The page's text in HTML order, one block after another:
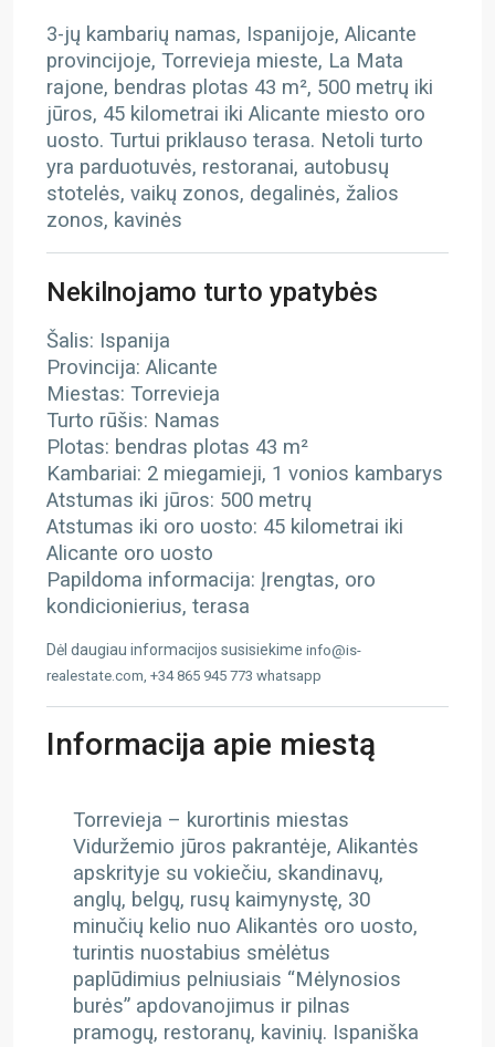
3-jų kambarių namas, Ispanijoje, Alicante
provincijoje, Torrevieja mieste, La Mata
rajone, bendras plotas 43 m², 500 metrų iki
jūros, 45 kilometrai iki Alicante miesto oro
uosto. Turtui priklauso terasa. Netoli turto
yra parduotuvės, restoranai, autobusų
stotelės, vaikų zonos, degalinės, žalios
zonos, kavinės
Nekilnojamo turto ypatybės
Šalis: Ispanija
Provincija: Alicante
Miestas: Torrevieja
Turto rūšis: Namas
Plotas: bendras plotas 43 m²
Kambariai: 2 miegamieji, 1 vonios kambarys
Atstumas iki jūros: 500 metrų
Atstumas iki oro uosto: 45 kilometrai iki
Alicante oro uosto
Papildoma informacija: Įrengtas, oro
kondicionierius, terasa
Dėl daugiau informacijos susisiekime info@is-
realestate.com, +34 865 945 773 whatsapp
Informacija apie miestą
Torrevieja – kurortinis miestas
Viduržemio jūros pakrantėje, Alikantės
apskrityje su vokiečiu, skandinavų,
anglų, belgų, rusų kaimynystę, 30
minučių kelio nuo Alikantės oro uosto,
turintis nuostabius smėlėtus
paplūdimius pelniusiais “Mėlynosios
burės” apdovanojimus ir pilnas
pramogų, restoranų, kavinių. Ispaniška